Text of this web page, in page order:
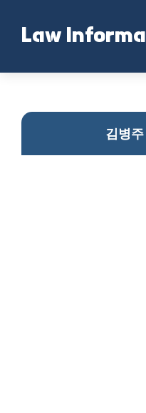
contentLaw
김병